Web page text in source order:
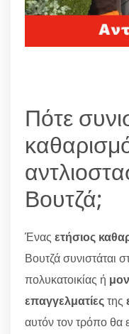
Πότε
Βουτζά;
Ένας ετήσιος
Βουτζά συνιστάται
πολυκατοικίας ή
επαγγελματίεςτης
αυτόν τον τρόπο θα